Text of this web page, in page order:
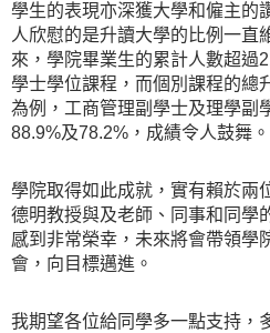
學生的表現亦深獲大學和僱主的
人欣慰的是升讀大學的比例一直
來，學院畢業生的累計人數超過
學士學位課程，而個別課程的總
為例，工商管理副學士及理學副
88.9%及78.2%，成績令人鼓舞。
學院取得如此成就，實有賴於兩
德明教授與及老師、同事和同學
感到非常榮幸，未來將會帶領學
會，向目標邁進。
我期望各位給同學多一點支持，